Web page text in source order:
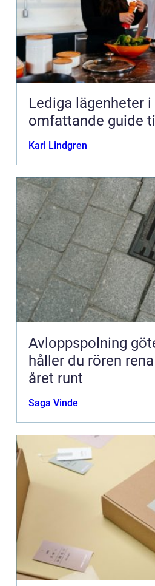
Lediga lägenheter i
omfattande guide
Karl Lindgren
Avloppspolning
håller du rören
året runt
Saga Vinde